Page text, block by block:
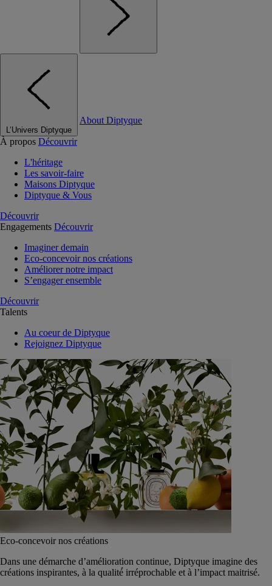
L’Univers Diptyque
About Diptyque
À propos Découvrir
L'héritage
Les savoir-faire
Maisons Diptyque
Diptyque & Vous
Découvrir
Engagements Découvrir
Imaginer demain
Eco-concevoir nos créations
Améliorer notre impact
S’engager ensemble
Découvrir
Talents
Au coeur de Diptyque
Rejoignez Diptyque
Eco-concevoir nos créations
Dans une démarche d’amélioration continue, Diptyque imagine des
créations inspirantes, à la qualité́ irréprochable et à l’impact maitrisé.